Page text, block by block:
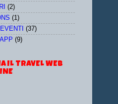
(2)
(1)
(37)
(9)
IL TRAVEL WEB